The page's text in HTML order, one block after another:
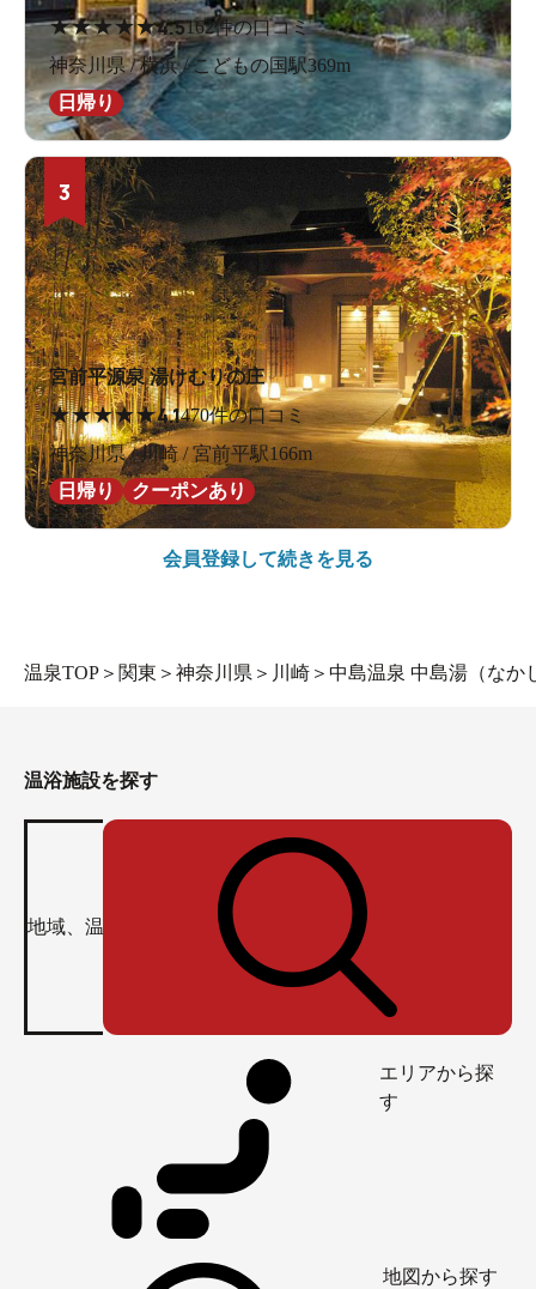
★★★★★4.5162件の口コミ
神奈川県 / 横浜 / こどもの国駅369m
日帰り
3
宮前平源泉 湯けむりの庄
★★★★★4.1470件の口コミ
神奈川県 / 川崎 / 宮前平駅166m
日帰り
クーポンあり
会員登録して続きを見る
温泉TOP ＞ 関東 ＞ 神奈川県 ＞ 川崎 ＞ 中島温泉 中島湯（なか
温浴施設を探す
エリアから探
す
地図から探す